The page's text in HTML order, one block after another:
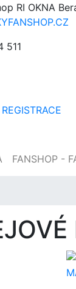
RI OKNA
511
REGISTRACE
FANSHOP -